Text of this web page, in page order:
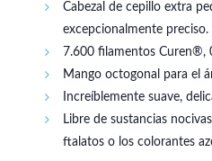
Cabezal de cepillo extra
excepcionalmente preciso.
7.600 filamentos Curen®,
Mango octogonal para el
Increíblemente suave,
Libre de sustancias
ftalatos o los colorantes